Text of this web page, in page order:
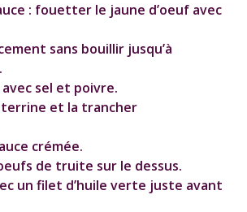
: fouetter le jaune d’oeuf avec
sans bouillir jusqu’à
sel et poivre.
terrine et la trancher
crémée.
de truite sur le dessus.
un filet d’huile verte juste avant